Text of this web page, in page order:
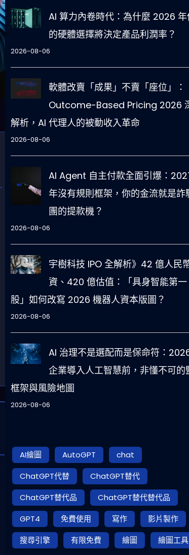
AI 算力內卷時代：為什麼 2026 年
的硬體選擇將決定產品利潤率？
2026-08-06
軟體改賣「成果」不賣「座位」：
Outcome-Based Pricing 2026
解析，AI 代理人的被動收入革命
2026-08-06
AI Agent 自主付款全面引爆：
年沒有規則框架，你的金流就是詐
團的提款機？
2026-08-06
宇樹科技 IPO 全解析》42 億人民
資、420 億估值：「具身智能第一
股」如何改寫 2026 機器人資本版圖？
2026-08-06
AI 治理不是選配而是保命符：
企業導入人工智慧前，非懂不可的
框架與風險地圖
2026-08-06
AI繪圖 AutoGPT
chat
ChatGPT代替
ChatGPT替代
ChatGPT替代品
ChatGPT替代替代品
GPT4
免費使用 寫作
影片製作
搜尋引擎
有限免費 繪圖 繪圖工具